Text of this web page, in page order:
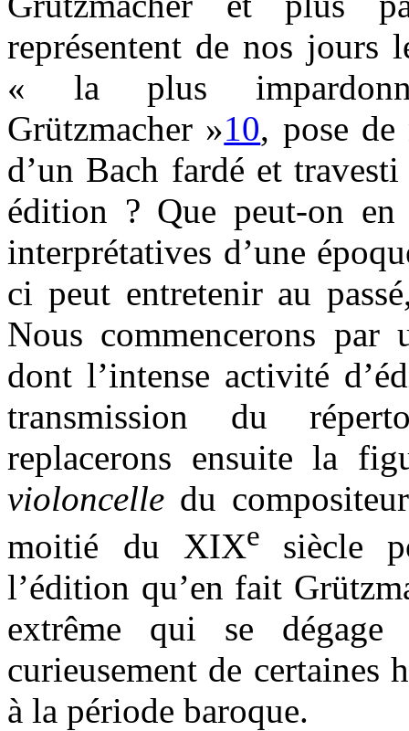
représentent de nos jours
« la plus
Grützmacher »10, pose de
d’un Bach fardé et
édition ? Que peut-on en
interprétatives d’une
ci peut entretenir au
Nous commencerons
dont l’intense activité
transmission du
replacerons ensuite la
violoncelle du
moitié du XIXe siècle
l’édition qu’en fait
extrême qui se
curieusement de certaines
à la période baroque.